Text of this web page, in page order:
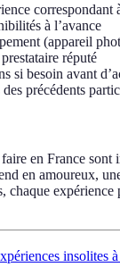
correspondant
à l’avance
(appareil
réputé
si besoin avant
précédents
en France sont
en amoureux,
chaque expérience
insolites